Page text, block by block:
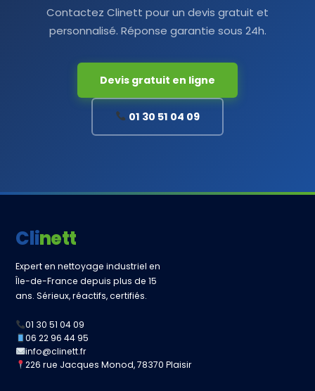
Contactez Clinett pour un devis gratuit et
personnalisé. Réponse garantie sous 24h.
Devis gratuit en ligne
01 30 51 04 09
Clinett
Expert en nettoyage industriel en
Île-de-France depuis plus de 15
ans. Sérieux, réactifs, certifiés.
01 30 51 04 09
06 22 96 44 95
info@clinett.fr
226 rue Jacques Monod, 78370 Plaisir